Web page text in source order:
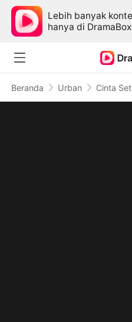
Lebih banyak
hanya di DramaBox
Beranda Urban